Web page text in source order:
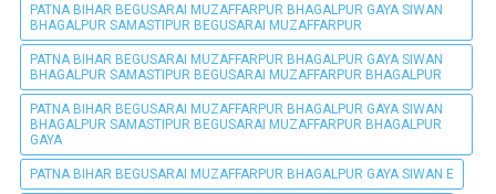
PATNA BIHAR BEGUSARAI MUZAFFARPUR BHAGALPUR GAYA SIWAN
BHAGALPUR SAMASTIPUR BEGUSARAI MUZAFFARPUR
PATNA BIHAR BEGUSARAI MUZAFFARPUR BHAGALPUR GAYA SIWAN
BHAGALPUR SAMASTIPUR BEGUSARAI MUZAFFARPUR BHAGALPUR
PATNA BIHAR BEGUSARAI MUZAFFARPUR BHAGALPUR GAYA SIWAN
BHAGALPUR SAMASTIPUR BEGUSARAI MUZAFFARPUR BHAGALPUR
GAYA
PATNA BIHAR BEGUSARAI MUZAFFARPUR BHAGALPUR GAYA SIWAN E